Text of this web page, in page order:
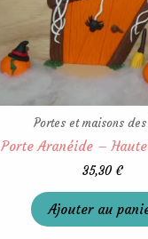
Portes et maisons
Porte Aranéide –
35,30€
Ajouter au